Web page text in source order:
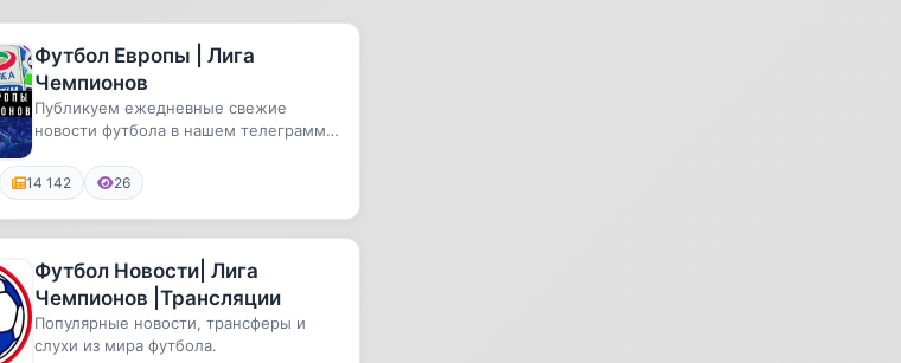
Футбол Европы | Лига
Чемпионов
Публикуем ежедневные свежие
новости футбола в нашем телеграмм
14 142 26
Футбол Новости| Лига
Чемпионов |Трансляции
Популярные новости, трансферы и
слухи из мира футбола.